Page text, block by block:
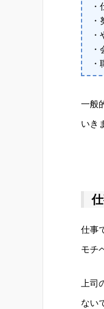
一般
いき
仕事
モチ
上
ない